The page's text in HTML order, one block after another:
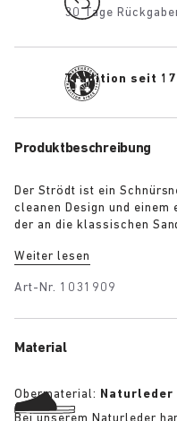
30 Tage
Tradition seit
Produktbeschreibung
Der Strödt ist ein
cleanen Design und einem
der an die klassischen
Tragekomfort im Alltag mit
Weiter lesen
Art-Nr. 1031909
Material
Obermaterial: Naturleder